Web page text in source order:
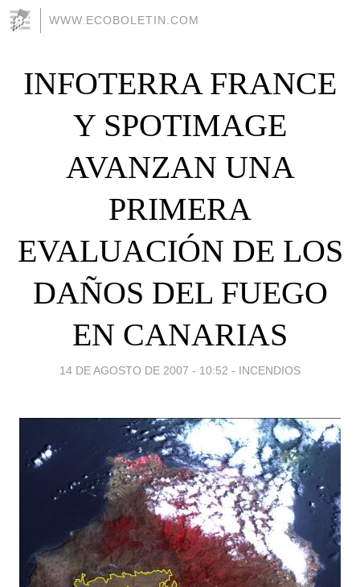
WWW.ECOBOLETIN.COM
INFOTERRA FRANCE
Y SPOTIMAGE
AVANZAN UNA
PRIMERA
EVALUACIÓN DE LOS
DAÑOS DEL FUEGO
EN CANARIAS
14 DE AGOSTO DE 2007 - 10:52 - INCENDIOS